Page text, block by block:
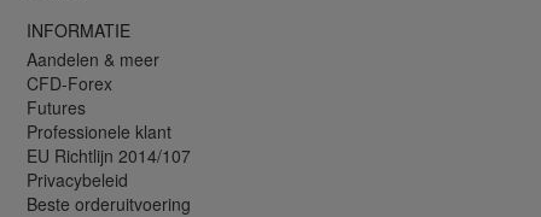
INFORMATIE
Aandelen & meer
CFD-Forex
Futures
Professionele klant
EU Richtlijn 2014/107
Privacybeleid
Beste orderuitvoering